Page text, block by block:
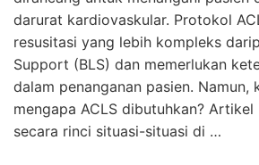
darurat kardiovaskular. Protokol
resusitasi yang lebih kompleks
Support (BLS) dan memerlukan
dalam penanganan pasien. Namun,
mengapa ACLS dibutuhkan?
secara rinci situasi-situasi di …